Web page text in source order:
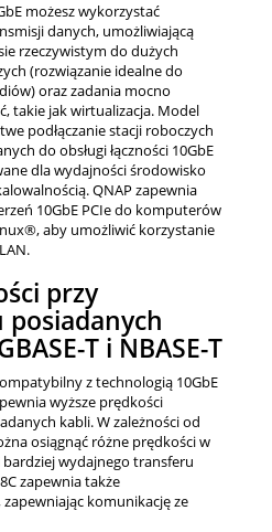
możesz wykorzystać
danych, umożliwiającą
rzeczywistym do dużych
(rozwiązanie idealne do
oraz zadania mocno
takie jak wirtualizacja. Model
podłączanie stacji roboczych
do obsługi łączności 10GbE
dla wydajności środowisko
QNAP zapewnia
10GbE PCIe do komputerów
aby umożliwić korzystanie
przy
T i NBASE-T
z technologią 10GbE
wyższe prędkości
kabli. W zależności od
osiągnąć różne prędkości w
wydajnego transferu
zapewnia także
komunikację ze